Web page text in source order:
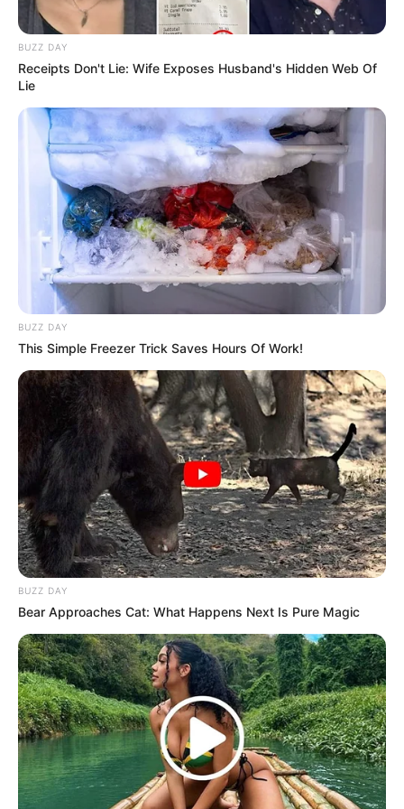
baiknya jika kita tak mudah menghakimi orang lain atas
kesalahannya.
TAGS JESSICA FORRESTER SELEBGRAM SELEBRITI INDONESIA
BUZZ DAY
Receipts Don't Lie: Wife Exposes Husband's Hidden Web Of
Lie
BUZZ DAY
This Simple Freezer Trick Saves Hours Of Work!
BUZZ DAY
Bear Approaches Cat: What Happens Next Is Pure Magic